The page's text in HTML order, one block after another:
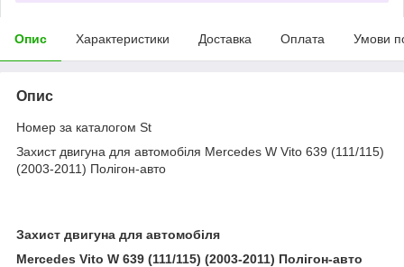
Опис Характеристики Доставка Оплата Умови
Опис
Номер за каталогом St
Захист двигуна для автомобіля Mercedes W Vito 639 (111/115)
(2003-2011) Полігон-авто
Захист двигуна для автомобіля
Mercedes Vito W 639 (111/115) (2003-2011) Полігон-авто